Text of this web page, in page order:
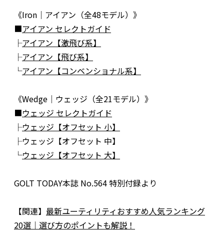
《Iron｜アイアン（全48モデル）》
■アイアン セレクトガイド
├アイアン【激飛び系】
├アイアン【飛び系】
└アイアン【コンベンショナル系】
《Wedge｜ウェッジ（全21モデル）》
■ウェッジ セレクトガイド
├ウェッジ【オフセット 小】
├ウェッジ【オフセット 中】
└ウェッジ【オフセット 大】
GOLT TODAY本誌 No.564 特別付録より
【関連】 最新ユーティリティおすすめ人気ランキング
20選｜選び方のポイントも解説！